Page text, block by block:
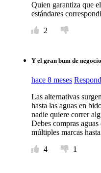
Quien garantiza que
estándares
2
Y el gran bum de
hace 8 meses
Las alternativas
hasta las aguas en
nadie quiere correr
Debes compras
múltiples marcas
4
1